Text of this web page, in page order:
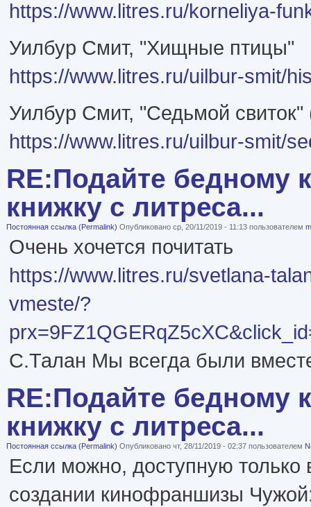
https://www.litres.ru/korneliya-
Уилбур Смит, "Хищные птицы"
https://www.litres.ru/uilbur-smit/
Уилбур Смит, "Седьмой
https://www.litres.ru/uilbur-smit/
RE:Подайте бедному
книжку с литреса...
Постоянная ссылка (Permalink) Опубликовано ср, 20/11/2019 - 11:13 пользователем
Очень хочется почитать
https://www.litres.ru/svetlana-
vmeste/?
С.Талан Мы всегда были
RE:Подайте бедному
книжку с литреса...
Постоянная ссылка (Permalink) Опубликовано чт, 28/11/2019 - 02:37 пользователем
Если можно, доступную только
создании кинофраншизы